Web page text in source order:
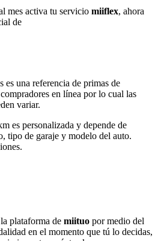
mes activa tu servicio miiflex, ahora
de
una referencia de primas de
en línea por lo cual las
variar.
es personalizada y depende de
tipo de garaje y modelo del auto.
plataforma de miituo por medio del
en el momento que tú lo decidas,